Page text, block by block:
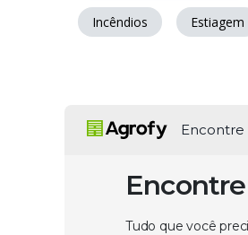
Incêndios Estiagem
Encontre
Tudo que você